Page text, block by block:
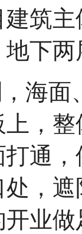
筑
下
海面
，
通
，
业